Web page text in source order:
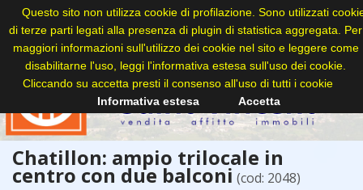
Chatillon: ampio trilocale in
centro con due balconi (cod: 2048)
Questo sito non utilizza cookie di profilazione. Sono utilizzati
di terze parti legati alla presenza di plugin di statistica aggregata. Per
maggiori informazioni sull'utilizzo dei cookie nel sito e leggere come
disabilitarne l'uso, leggi l'informativa estesa sull'uso dei cookie.
Cliccando su accetta presti il consenso all'uso di tutti i cookie
Informativa estesa
Accetta